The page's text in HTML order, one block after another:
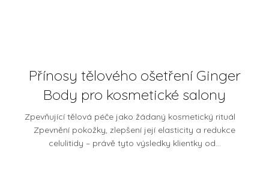
Přínosy tělového ošetření Ginger
Body pro kosmetické salony
Zpevňující tělová péče jako žádaný kosmetický rituál
Zpevnění pokožky, zlepšení její elasticity a redukce
celulitidy – právě tyto výsledky klientky od...